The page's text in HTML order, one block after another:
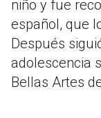
niño y fue
español, que
Después
adolescencia
Bellas Artes